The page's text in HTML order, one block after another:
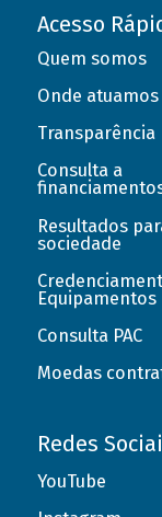
Acesso
Quem somos
Onde atuamos
Transparência
Consulta a
Resultados
sociedade
Equipamentos
Consulta PAC
Moedas
Redes
YouTube